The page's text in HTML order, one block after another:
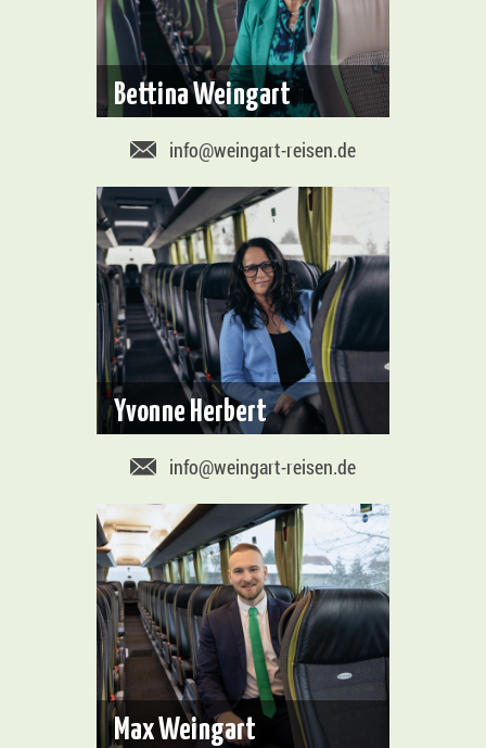
Bettina Weingart
info@weingart-reisen.de
Yvonne Herbert
info@weingart-reisen.de
Max Weingart